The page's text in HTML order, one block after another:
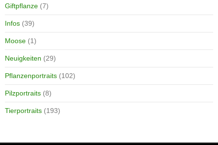
Giftpflanze (7)
Infos (39)
Moose (1)
Neuigkeiten (29)
Pflanzenportraits (102)
Pilzportraits (8)
Tierportraits (193)